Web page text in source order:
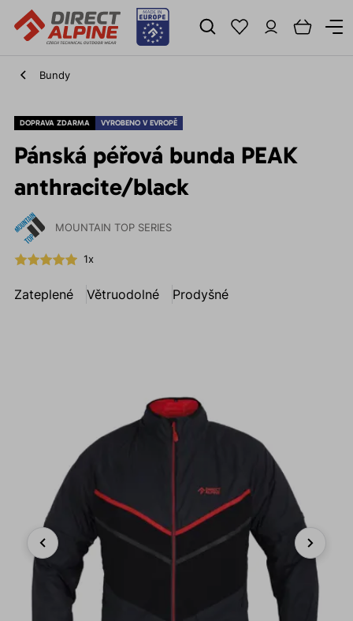
Bundy
DOPRAVA ZDARMA VYROBENO V EVROPĚ
Pánská péřová bunda PEAK
anthracite/black
MOUNTAIN TOP SERIES
1x
Zateplené Větruodolné Prodyšné
Previous Next